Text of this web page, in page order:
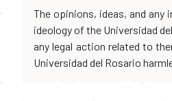
The opinions, ideas, and
ideology of the Universidad
any legal action related to
Universidad del Rosario